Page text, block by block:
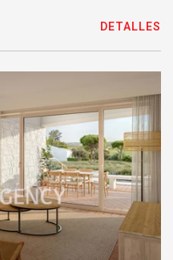
DETALLES